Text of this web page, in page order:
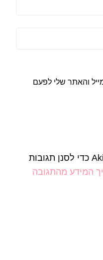
והאתר שלי לפעם
אתר זו עושה שימוש ב-Akismet כדי לסנן תגובות
המידע מהתגובה